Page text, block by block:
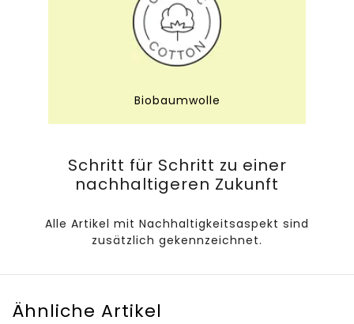
Biobaumwolle
Schritt für Schritt zu einer
nachhaltigeren Zukunft
Alle Artikel mit Nachhaltigkeitsaspekt sind
zusätzlich gekennzeichnet.
Ähnliche Artikel